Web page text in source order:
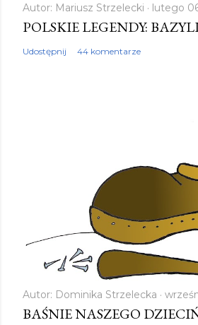
Autor: Mariusz Strzelecki lutego
POLSKIE LEGENDY:
Udostępnij 44 komentarze
Autor: Dominika Strzelecka
BAŚNIE NASZEGO